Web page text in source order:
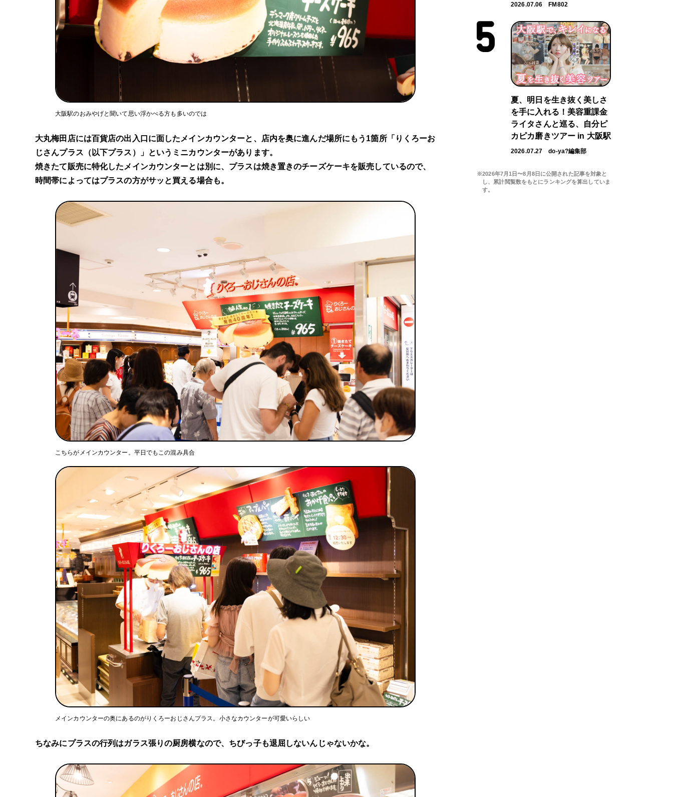
大阪駅のおみやげと聞いて思い浮かべる方も多いのでは
大丸梅田店には百貨店の出入口に面したメインカウンターと、店内を奥に進んだ場所にもう1箇所「りくろーお
じさんプラス（以下プラス）」というミニカウンターがあります。
焼きたて販売に特化したメインカウンターとは別に、プラスは焼き置きのチーズケーキを販売しているので、
時間帯によってはプラスの方がサッと買える場合も。
こちらがメインカウンター。平日でもこの混み具合
メインカウンターの奥にあるのがりくろーおじさんプラス。小さなカウンターが可愛いらしい
ちなみにプラスの行列はガラス張りの厨房横なので、ちびっ子も退屈しないんじゃないかな。
2026.07.06 FM802
夏、明日を生き抜く美しさ
を手に入れる！美容重課金
ライタさんと巡る、自分ピ
カピカ磨きツアー in 大阪駅
2026.07.27 do-ya?編集部
※2026年7月1日〜8月8日に公開された記事を対象と
し、累計閲覧数をもとにランキングを算出していま
す。